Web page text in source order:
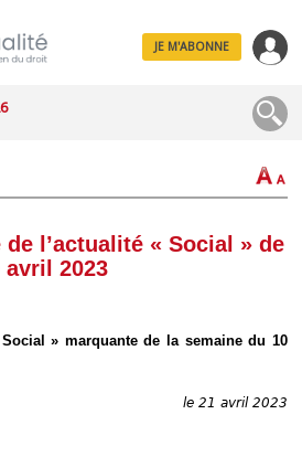
JE M'ABONNE
l’actualité « Social » de
avril 2023
» marquante de la semaine du 10
le 21 avril 2023